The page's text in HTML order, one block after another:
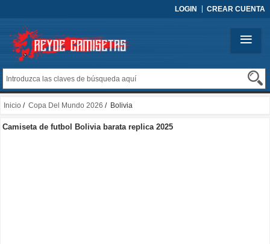
LOGIN CREAR CUENTA
Inicio / Copa Del Mundo 2026 / Bolivia
Camiseta de futbol Bolivia barata replica 2025